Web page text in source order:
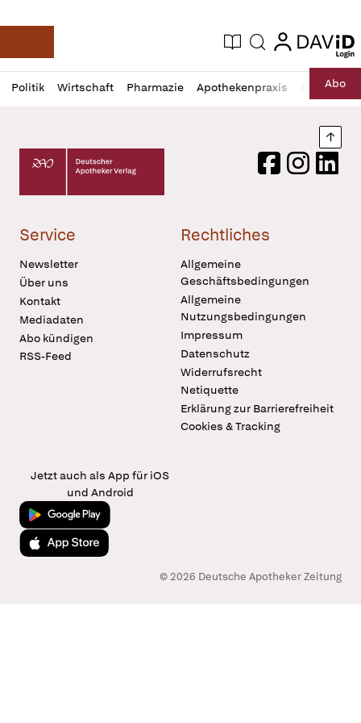
Deutsche Apotheker Zeitung
Aktuelle Ausgabe
Suche login
login
Politik Wirtschaft Pharmazie Apothekenpraxis RechtAbo
Profil
öffnen
Daz
Pur
Deutscher Apotheker Verlag Logo
FacebookInstagram
Service
Newsletter
Über uns
Kontakt
Mediadaten
Abo kündigen
RSS-Feed
Rechtliches
Allgemeine
Geschäftsbedingungen
Allgemeine
Nutzungsbedingungen
Impressum
Datenschutz
Widerrufsrecht
Netiquette
Erklärung zur Barrierefreiheit
Cookies & Tracking
Jetzt auch als App für iOS
und Android
Jetzt bei Google Play
Laden im App Store
© 2026 Deutsche Apotheker Zeitung